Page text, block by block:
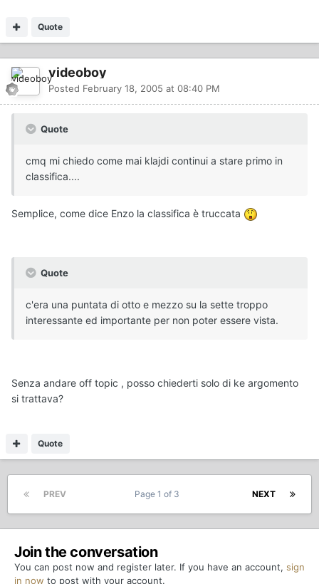
Quote
videoboy
Posted February 18, 2005 at 08:40 PM
Quote
cmq mi chiedo come mai klajdi continui a stare primo in
classifica....
Semplice, come dice Enzo la classifica è truccata
Quote
c'era una puntata di otto e mezzo su la sette troppo
interessante ed importante per non poter essere vista.
Senza andare off topic , posso chiederti solo di ke argomento
si trattava?
Quote
PREV NEXT
Page 1 of 3
Join the conversation
You can post now and register later. If you have an account, sign
in now to post with your account.